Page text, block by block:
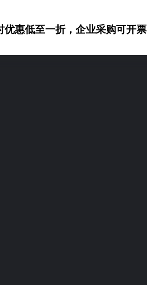
优惠低至一折，企业采购可开票